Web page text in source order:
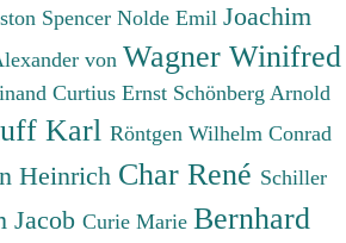
Spencer Nolde Emil Joachim
von Wagner Winifred
Curtius Ernst Schönberg Arnold
Karl Röntgen Wilhelm Conrad
Heinrich Char René Schiller
Jacob Curie Marie Bernhard